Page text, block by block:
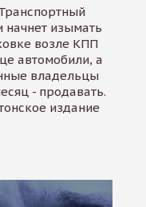
начнет изымать
возле КПП
автомобили, а
владельцы
- продавать.
издание